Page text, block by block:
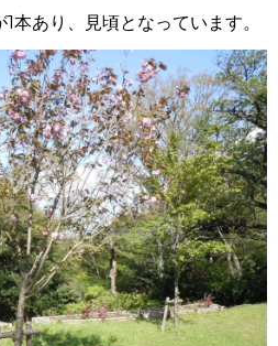
本あり、見頃となっています。